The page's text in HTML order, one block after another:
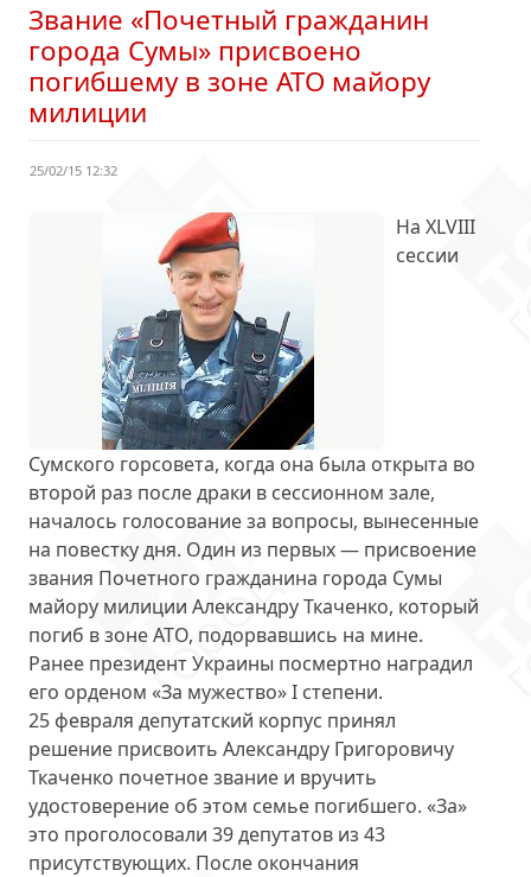
Звание «Почетный гражданин
города Сумы» присвоено
погибшему в зоне АТО майору
милиции
25/02/15 12:32
На XLVIII
сессии
Сумского горсовета, когда она была открыта во
второй раз после драки в сессионном зале,
началось голосование за вопросы, вынесенные
на повестку дня. Один из первых — присвоение
звания Почетного гражданина города Сумы
майору милиции Александру Ткаченко, который
погиб в зоне АТО, подорвавшись на мине.
Ранее президент Украины посмертно наградил
его орденом «За мужество» I степени.
25 февраля депутатский корпус принял
решение присвоить Александру Григоровичу
Ткаченко почетное звание и вручить
удостоверение об этом семье погибшего. «За»
это проголосовали 39 депутатов из 43
присутствующих. После окончания